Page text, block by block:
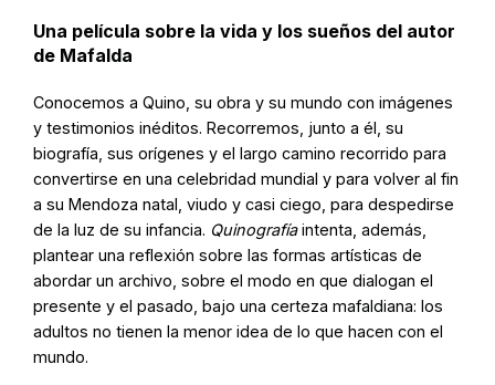
Una película sobre la vida y los sueños del autor
de Mafalda
Conocemos a Quino, su obra y su mundo con imágenes
y testimonios inéditos. Recorremos, junto a él, su
biografía, sus orígenes y el largo camino recorrido para
convertirse en una celebridad mundial y para volver al fin
a su Mendoza natal, viudo y casi ciego, para despedirse
de la luz de su infancia. Quinografíaintenta, además,
plantear una reflexión sobre las formas artísticas de
abordar un archivo, sobre el modo en que dialogan el
presente y el pasado, bajo una certeza mafaldiana: los
adultos no tienen la menor idea de lo que hacen con el
mundo.